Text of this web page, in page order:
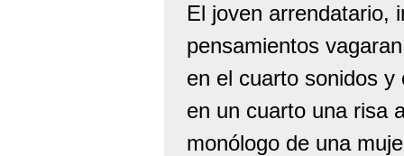
El joven arrendatario,
pensamientos
en el cuarto sonidos
en un cuarto una risa
monólogo de una